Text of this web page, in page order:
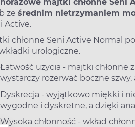
majtki chłonne Seni
ze średnim nietrzymaniem
Active.
chłonne Seni Active Normal
urologiczne.
Łatwość użycia - majtki chłonne
wystarczy rozerwać boczne
Dyskrecja - wyjątkowo miękki i
wygodne i dyskretne, a dzięki
Wysoka chłonność - wkład